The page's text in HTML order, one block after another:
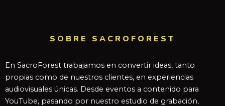
SOBRE SACROFOREST
En SacroForest trabajamos en convertir ideas, tanto
propias como de nuestros clientes, en experiencias
audiovisuales únicas. Desde eventos a contenido para
YouTube, pasando por nuestro estudio de grabación,